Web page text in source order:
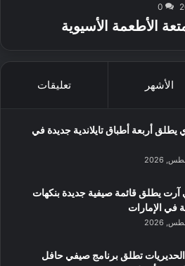
0
الأطعمة الأسيوية
الأشهر تعليقات
يطلق أربعة أطباق تايلاندية جديدة في
يطلق قائمة صيفية جديدة بنكهات
في الإمارات
تطلق برنامج صيفي حافل